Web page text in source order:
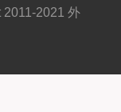
2021 外